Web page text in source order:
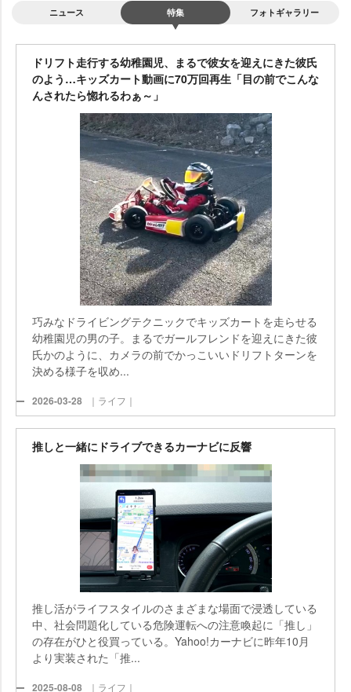
ニュース 特集 フォトギャラリー
ドリフト走行する幼稚園児、まるで彼女を迎えにきた彼氏
のよう…キッズカート動画に70万回再生「目の前でこんな
んされたら惚れるわぁ～」
巧みなドライビングテクニックでキッズカートを走らせる
幼稚園児の男の子。まるでガールフレンドを迎えにきた彼
氏かのように、カメラの前でかっこいいドリフトターンを
決める様子を収め...
2026-03-28 ｜ライフ｜
推しと一緒にドライブできるカーナビに反響
推し活がライフスタイルのさまざまな場面で浸透している
中、社会問題化している危険運転への注意喚起に「推し」
の存在がひと役買っている。Yahoo!カーナビに昨年10月
より実装された「推...
2025-08-08 ｜ライフ｜